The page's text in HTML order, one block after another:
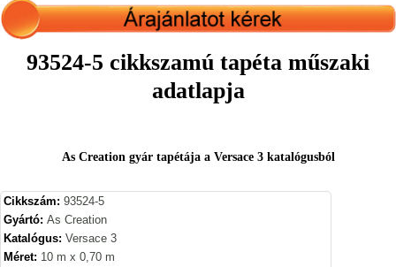
93524-5 cikkszamú tapéta műszaki
adatlapja
As Creation gyár tapétája a Versace 3 katalógusból
Cikkszám: 93524-5
Gyártó: As Creation
Katalógus: Versace 3
Méret: 10 m x 0,70 m